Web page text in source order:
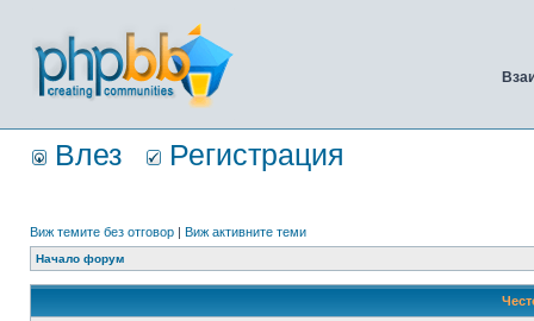
Влез Регистрация
Виж темите без отговор | Виж активните теми
Начало форум